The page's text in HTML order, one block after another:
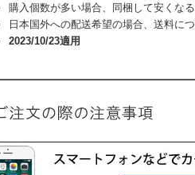
購入個数が多い場合、同梱して安くな
日本国外への配送希望の場合、送料に
2023/10/23適用